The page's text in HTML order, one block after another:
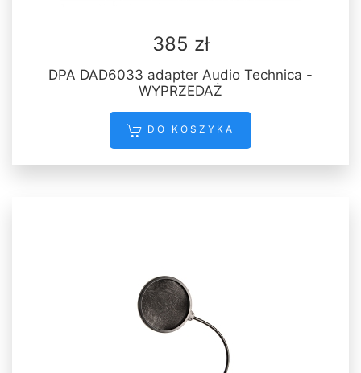
385 zł
DPA DAD6033 adapter Audio Technica -
WYPRZEDAŻ
DO KOSZYKA